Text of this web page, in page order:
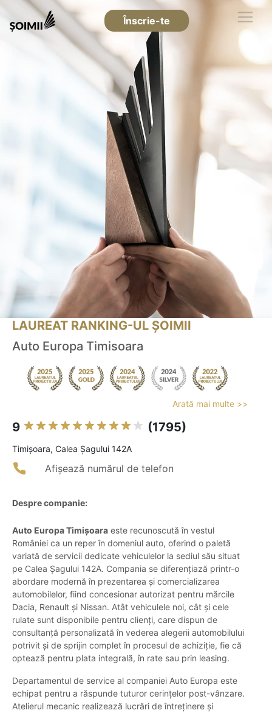
Înscrie-te
LAUREAT RANKING-UL ȘOIMII
Auto Europa Timisoara
Arată mai multe >>
9 (1795)
Timişoara, Calea Șagului 142A
Afișează numărul de telefon
Despre companie:
Auto Europa Timișoara este recunoscută în vestul
României ca un reper în domeniul auto, oferind o paletă
variată de servicii dedicate vehiculelor la sediul său situat
pe Calea Șagului 142A. Compania se diferențiază printr-o
abordare modernă în prezentarea și comercializarea
automobilelor, fiind concesionar autorizat pentru mărcile
Dacia, Renault și Nissan. Atât vehiculele noi, cât și cele
rulate sunt disponibile pentru clienți, care dispun de
consultanță personalizată în vederea alegerii automobilului
potrivit și de sprijin complet în procesul de achiziție, fie că
optează pentru plata integrală, în rate sau prin leasing.
Departamentul de service al companiei Auto Europa este
echipat pentru a răspunde tuturor cerințelor post-vânzare.
Atelierul mecanic realizează lucrări de întreținere și